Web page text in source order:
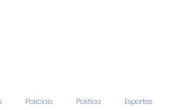
Policiais Politica Esportes